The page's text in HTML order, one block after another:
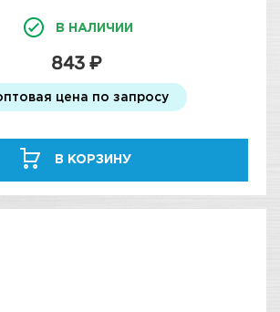
В НАЛИЧИИ
843 ₽
цена по запросу
В КОРЗИНУ